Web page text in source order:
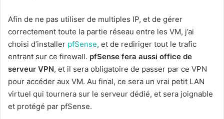
Afin de ne pas utiliser de multiples IP, et de gérer
correctement toute la partie réseau entre les VM, j’ai
choisi d’installer pfSense, et de rediriger tout le trafic
entrant sur ce firewall. pfSense fera aussi office de
serveur VPN, et il sera obligatoire de passer par ce VPN
pour accéder aux VM. Au final, ce sera un vrai petit LAN
virtuel qui tournera sur le serveur dédié, et sera joignable
et protégé par pfSense.